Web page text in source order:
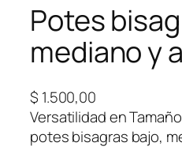
Potes
mediano y
$ 1.500,00
Versatilidad en
potes bisagras bajo,